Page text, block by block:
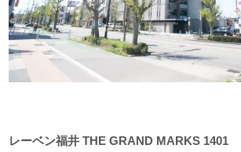
レーベン福井 THE GRAND MARKS 1401